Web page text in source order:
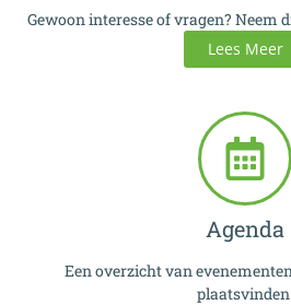
Gewoon interesse of vragen? Neem
Lees Meer
Agenda
Een overzicht van